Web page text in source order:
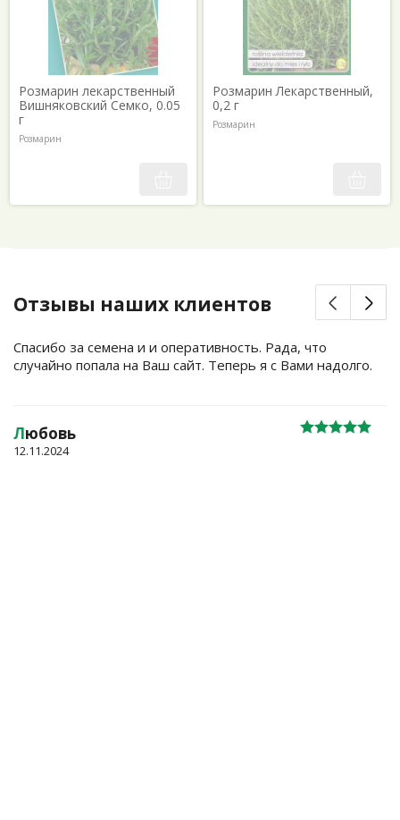
Розмарин лекарственный
Вишняковский Семко, 0.05
г
Розмарин
Розмарин Лекарственный,
0,2 г
Розмарин
Отзывы наших клиентов
Спасибо за семена и и оперативность. Рада, что
случайно попала на Ваш сайт. Теперь я с Вами надолго.
Любовь
12.11.2024